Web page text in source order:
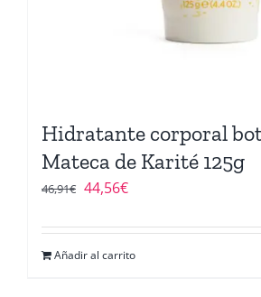
Hidratante corporal
Mateca de Karité 125g
46,91€ El
original
era:
44,56€El
actual
es:
Añadir al carrito